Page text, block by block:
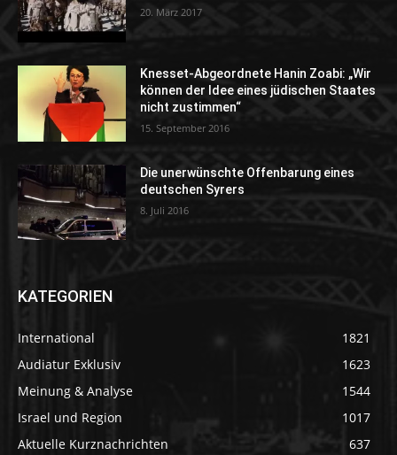
20. März 2017
Knesset-Abgeordnete Hanin Zoabi: „Wir
können der Idee eines jüdischen Staates
nicht zustimmen“
15. September 2016
Die unerwünschte Offenbarung eines
deutschen Syrers
8. Juli 2016
KATEGORIEN
International
1821
Audiatur Exklusiv
1623
Meinung & Analyse
1544
Israel und Region
1017
Aktuelle Kurznachrichten
637